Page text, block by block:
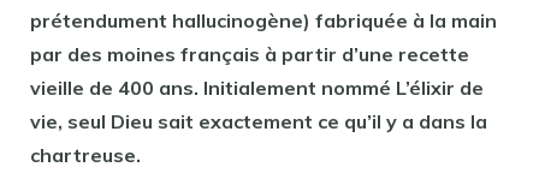
prétendument hallucinogène) fabriquée à la main
par des moines français à partir d’une recette
vieille de 400 ans. Initialement nommé L’élixir de
vie, seul Dieu sait exactement ce qu’il y a dans la
chartreuse.